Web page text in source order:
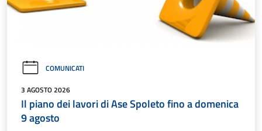
COMUNICATI
3 AGOSTO 2026
Il piano dei lavori di Ase Spoleto fino a domenica
9 agosto